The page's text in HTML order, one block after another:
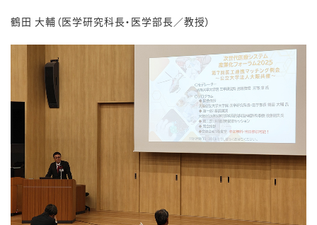
鶴田 大輔（医学研究科長・医学部長／教授）